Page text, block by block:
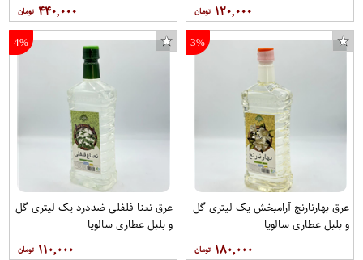
۱۲۰,۰۰۰ ۴۴۰,۰۰۰
3%
عرق بهارنارنج آرامبخش یک لیتری گل
و بلبل عطاری سالویا
۱۸۰,۰۰۰
4%
عرق نعنا فلفلی ضددرد یک لیتری گل
و بلبل عطاری سالویا
۱۱۰,۰۰۰